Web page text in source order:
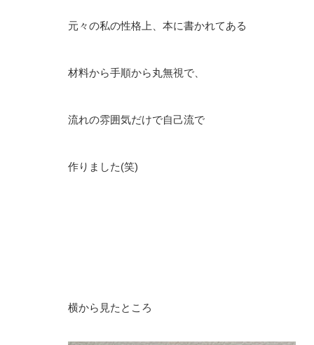
元々の私の性格上、本に書かれてある
材料から手順から丸無視で、
流れの雰囲気だけで自己流で
作りました(笑)
横から見たところ